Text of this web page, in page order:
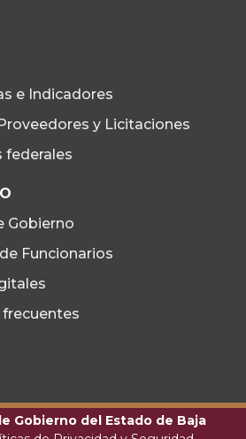
e Indicadores
y Licitaciones
federales
Gobierno
Funcionarios
Gobierno del Estado de Baja